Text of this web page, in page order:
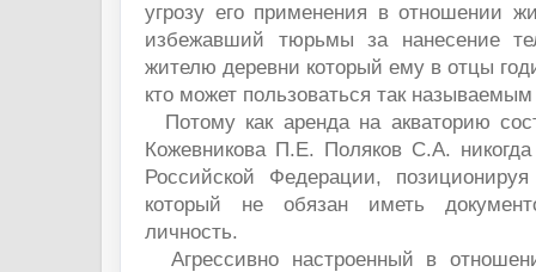
угрозу его применения в отношении
избежавший тюрьмы за нанесение
жителю деревни который ему в отцы
кто может пользоваться так
Потому как аренда на акваторию
Кожевникова П.Е. Поляков С.А.
Российской Федерации,
который не обязан иметь
личность.
Агрессивно настроенный в